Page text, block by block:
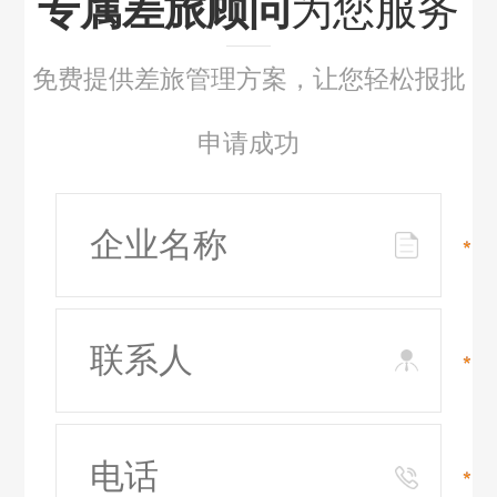
免费提供差旅管理方案，让您轻松报批
申请成功